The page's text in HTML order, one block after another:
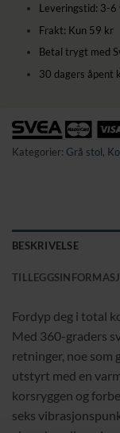
Leveringstid: 3-6
Frakt: Kun 59 kr
Betal trygt med
30 dagers åpent
Kategorier: Grå stol,
BESKRIVELSE
Fordyp deg i total
Med 360-graders
retninger, noe som
utstyrt med en
korsryggen og
seks